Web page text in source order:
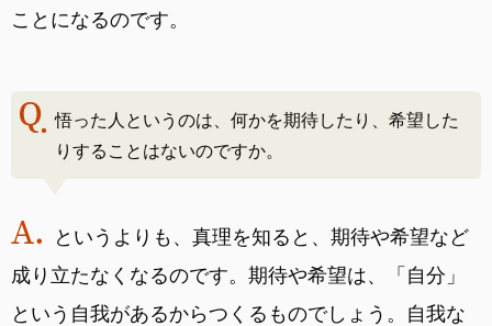
ことになるのです。
悟った人というのは、何かを期待したり、希望した
りすることはないのですか。
というよりも、真理を知ると、期待や希望など
成り立たなくなるのです。期待や希望は、「自分」
という自我があるからつくるものでしょう。自我な